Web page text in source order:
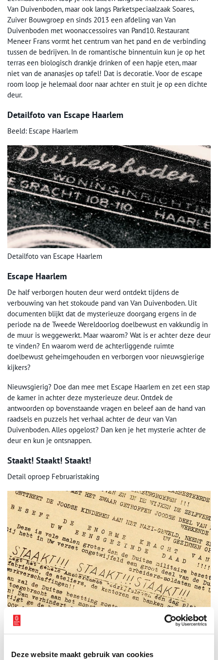
Deze website maakt gebruik van cookies
Van Duivenboden, maar ook langs Parketspeciaalzaak Soares,
Zuiver Bouwgroep en sinds 2013 een afdeling van Van
Duivenboden met woonaccessoires van Pand10. Restaurant
Meneer Frans vormt het centrum van het pand en de verbinding
tussen de bedrijven. In de romantische binnentuin kun je op het
terras een biologisch drankje drinken of een hapje eten, maar
niet van de ananasjes op tafel! Dat is decoratie. Voor de escape
room loop je helemaal door naar achter en stuit je op een dichte
deur.
Detailfoto van Escape Haarlem
Beeld: Escape Haarlem
Detailfoto van Escape Haarlem
Escape Haarlem
De half verborgen houten deur werd ontdekt tijdens de
verbouwing van het stokoude pand van Van Duivenboden. Uit
documenten blijkt dat de mysterieuze doorgang ergens in de
periode na de Tweede Wereldoorlog doelbewust en vakkundig in
de muur is weggewerkt. Maar waarom? Wat is er achter deze deur
te vinden? En waarom werd de achterliggende ruimte
doelbewust geheimgehouden en verborgen voor nieuwsgierige
kijkers?
Nieuwsgierig? Doe dan mee met Escape Haarlem en zet een stap
de kamer in achter deze mysterieuze deur. Ontdek de
antwoorden op bovenstaande vragen en beleef aan de hand van
raadsels en puzzels het verhaal achter de deur van Van
Duivenboden. Alles opgelost? Dan ken je het mysterie achter de
deur en kun je ontsnappen.
Staakt! Staakt! Staakt!
Detail oproep Februaristaking